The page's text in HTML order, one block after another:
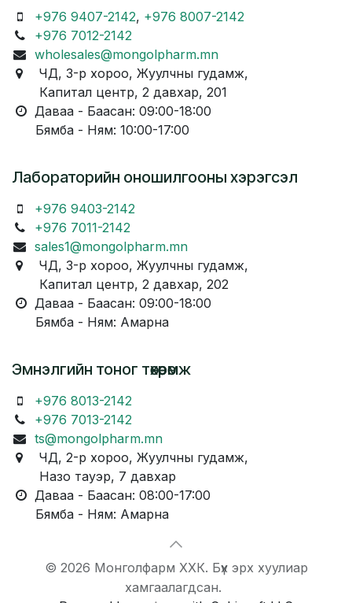
+976 9407-2142, +976 8007-2142
+976 7012-2142
wholesales@mongolpharm.mn
ЧД, 3-р хороо, Жуулчны гудамж,
Капитал центр, 2 давхар, 201
Даваа - Баасан: 09:00-18:00
Бямба - Ням: 10:00-17:00
Лабораторийн оношилгооны хэрэгсэл
+976 9403-2142
+976 7011-2142
sales1@mongolpharm.mn
ЧД, 3-р хороо, Жуулчны гудамж,
Капитал центр, 2 давхар, 202
Даваа - Баасан: 09:00-18:00
Бямба - Ням: Амарна
Эмнэлгийн тоног төхөөрөмж
+976 8013-2142
+976 7013-2142
ts@mongolpharm.mn
ЧД, 2-р хороо, Жуулчны гудамж,
Назо тауэр, 7 давхар
Даваа - Баасан: 08:00-17:00
Бямба - Ням: Амарна
© 2026 Монголфарм ХХК. Бүх эрх хуулиар
хамгаалагдсан.